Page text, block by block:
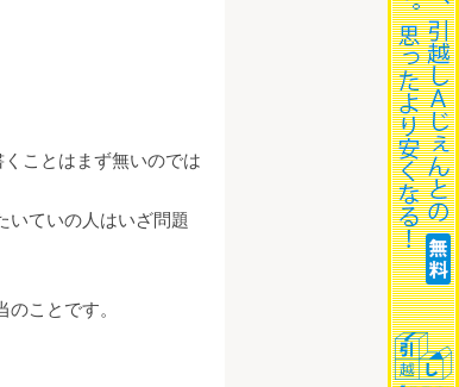
ことはまず無いのでは
いていの人はいざ問題
ことです。